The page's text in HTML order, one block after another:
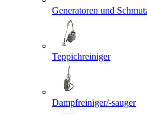
Generatoren und
Teppichreiniger
Dampfreiniger/-sauger